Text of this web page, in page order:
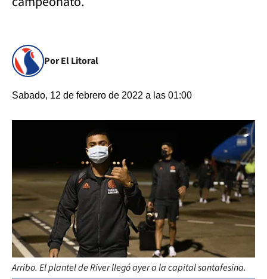
Por El Litoral
Sabado, 12 de febrero de 2022 a las 01:00
Arribo. El plantel de River llegó ayer a la capital santafesina.